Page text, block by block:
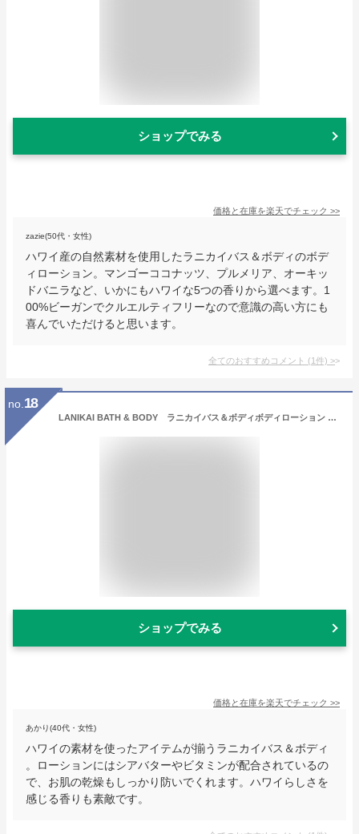
ショップでみる
価格と在庫を楽天でチェック >>
zazie(50代・女性)
ハワイ産の自然素材を使用したラニカイバス＆ボディのボデ
ィローション。マンゴーココナッツ、プルメリア、オーキッ
ドバニラなど、いかにもハワイな5つの香りから選べます。1
00%ビーガンでクルエルティフリーなので意識の高い方にも
喜んでいただけると思います。
全てのおすすめコメント (1件) >
no. 18
LANIKAI BATH & BODY ラニカイバス＆ボディボディローション 2.2oz (65ml)MOISTURIZING LOTIONSハワイアン ハワイアン雑貨 ハワイ Hawaiiボディーローション【ハワイ雑貨】
ショップでみる
価格と在庫を楽天でチェック >>
あかり(40代・女性)
ハワイの素材を使ったアイテムが揃うラニカイバス＆ボディ
。ローションにはシアバターやビタミンが配合されているの
で、お肌の乾燥もしっかり防いでくれます。ハワイらしさを
感じる香りも素敵です。